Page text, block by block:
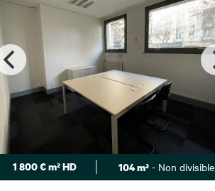
1 800 € m² HD 104 m² - Non divisible